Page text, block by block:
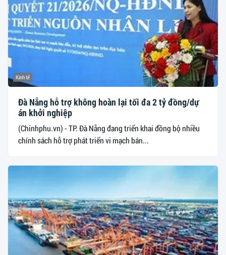
Kinh tế
Đà Nẵng hỗ trợ không hoàn lại tối đa 2 tỷ đồng/dự
án khởi nghiệp
(Chinhphu.vn) - TP. Đà Nẵng đang triển khai đồng bộ nhiều
chính sách hỗ trợ phát triển vi mạch bán...